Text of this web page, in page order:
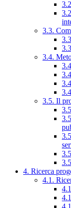
3.3.
3.4.
3.5. Il
4. Ricerca
4.1.